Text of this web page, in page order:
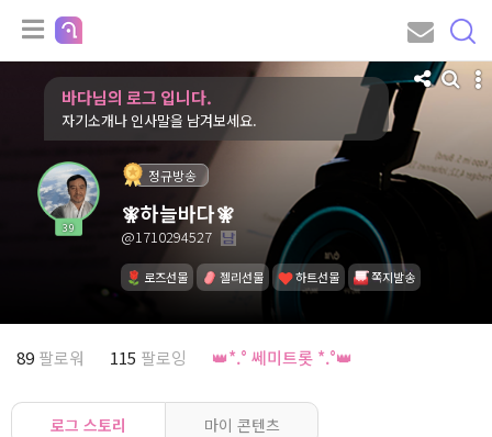
바다님의 로그 입니다.
자기소개나 인사말을 남겨보세요.
39
정규방송
🧚하늘바다🧚
@1710294527
로즈선물 젤리선물 하트선물 쪽지발송
89 팔로워 115 팔로잉 👑*.° 쎄미트롯 *.°👑
로그 스토리 마이 콘텐츠